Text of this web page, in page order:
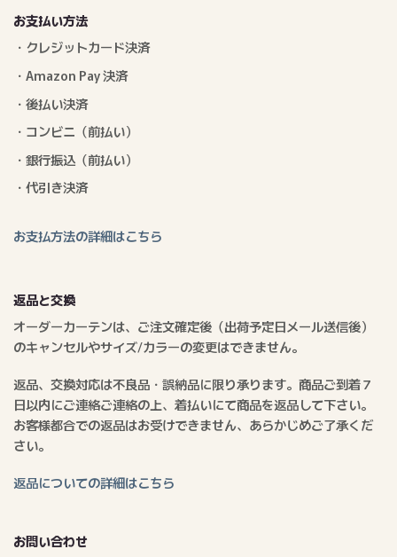
お支払い方法
・クレジットカード決済
・Amazon Pay 決済
・後払い決済
・コンビニ（前払い）
・銀行振込（前払い）
・代引き決済
お支払方法の詳細はこちら
返品と交換
オーダーカーテンは、ご注文確定後（出荷予定日メール送信後）
のキャンセルやサイズ/カラーの変更はできません。
返品、交換対応は不良品・誤納品に限り承ります。商品ご到着７
日以内にご連絡ご連絡の上、着払いにて商品を返品して下さい。
お客様都合での返品はお受けできません、あらかじめご了承くだ
さい。
返品についての詳細はこちら
お問い合わせ